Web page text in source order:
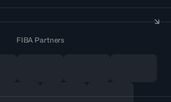
FIBA Partners